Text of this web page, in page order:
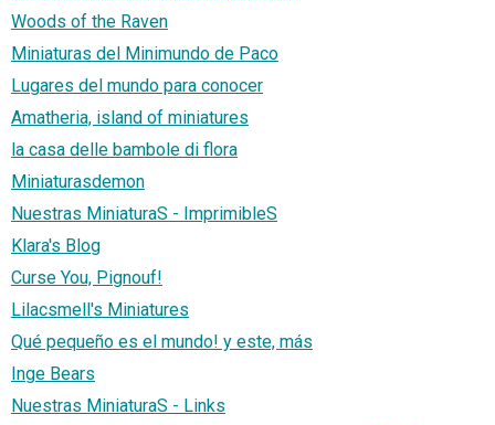
Woods of the Raven
Miniaturas del Minimundo de Paco
Lugares del mundo para conocer
Amatheria, island of miniatures
la casa delle bambole di flora
Miniaturasdemon
Nuestras MiniaturaS - ImprimibleS
Klara's Blog
Curse You, Pignouf!
Lilacsmell's Miniatures
Qué pequeño es el mundo! y este, más
Inge Bears
Nuestras MiniaturaS - Links